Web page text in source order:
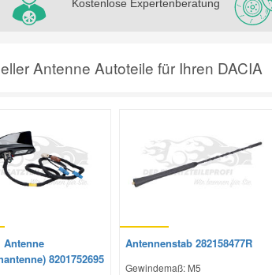
Kostenlose Expertenberatung
Antenne Autoteile für Ihren DACIA
8201752695
Antennenstab 282158477R
Gewindemaß: M5